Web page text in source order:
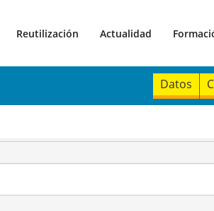
Reutilización Actualidad
Datos